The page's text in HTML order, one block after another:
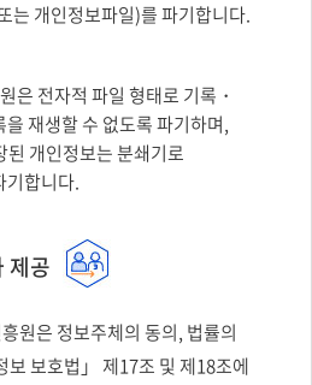
는 개인정보파일)를 파기합니다.
은 전자적 파일 형태로 기록・
재생할 수 없도록 파기하며,
개인정보는 분쇄기로
기합니다.
제공
원은 정보주체의 동의, 법률의
보 보호법」 제17조 및 제18조에